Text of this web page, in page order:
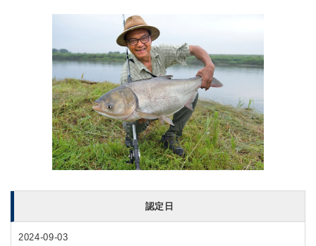
認定日
2024-09-03